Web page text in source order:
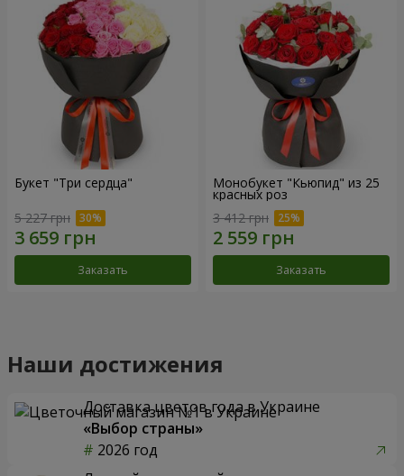
Букет "Три сердца"
5 227 грн
Заказать
Монобукет "Кьюпид" из 25
красных роз
3 412 грн
Заказать
Наши достижения
Доставка цветов года в Украине
«Выбор страны»
2026 год